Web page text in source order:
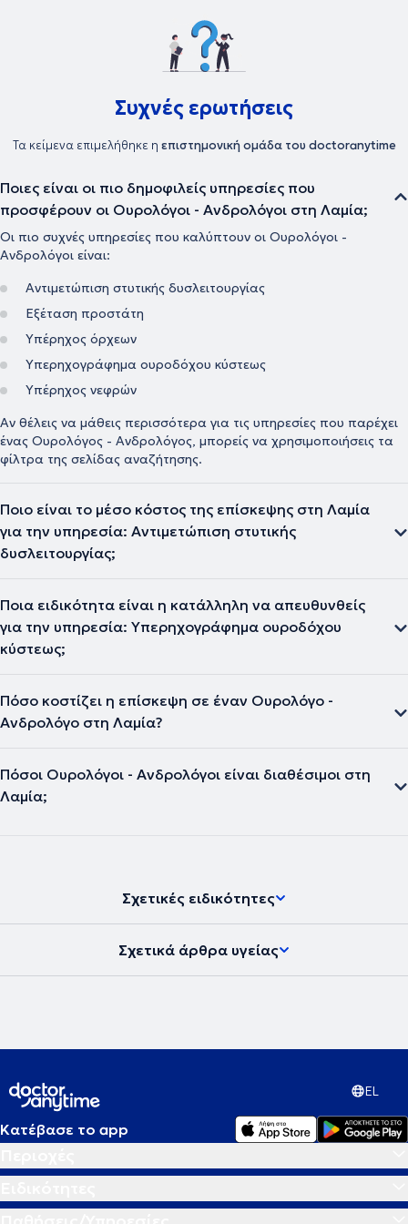
Συχνές ερωτήσεις
Τα κείμενα επιμελήθηκε η επιστημονική ομάδα του doctoranytime
Ποιες είναι οι πιο δημοφιλείς υπηρεσίες που
προσφέρουν οι Ουρολόγοι - Ανδρολόγοι στη Λαμία;
Οι πιο συχνές υπηρεσίες που καλύπτουν οι Ουρολόγοι -
Ανδρολόγοι είναι:
Αντιμετώπιση στυτικής δυσλειτουργίας
Εξέταση προστάτη
Υπέρηχος όρχεων
Υπερηχογράφημα ουροδόχου κύστεως
Υπέρηχος νεφρών
Αν θέλεις να μάθεις περισσότερα για τις υπηρεσίες που παρέχει
ένας Ουρολόγος - Ανδρολόγος, μπορείς να χρησιμοποιήσεις τα
φίλτρα της σελίδας αναζήτησης.
Ποιο είναι το μέσο κόστος της επίσκεψης στη Λαμία
για την υπηρεσία: Αντιμετώπιση στυτικής
δυσλειτουργίας;
Ποια ειδικότητα είναι η κατάλληλη να απευθυνθείς
για την υπηρεσία: Υπερηχογράφημα ουροδόχου
κύστεως;
Πόσο κοστίζει η επίσκεψη σε έναν Ουρολόγο -
Ανδρολόγο στη Λαμία?
Πόσοι Ουρολόγοι - Ανδρολόγοι είναι διαθέσιμοι στη
Λαμία;
Σχετικές ειδικότητες
Σχετικά άρθρα υγείας
EL
Κατέβασε το app